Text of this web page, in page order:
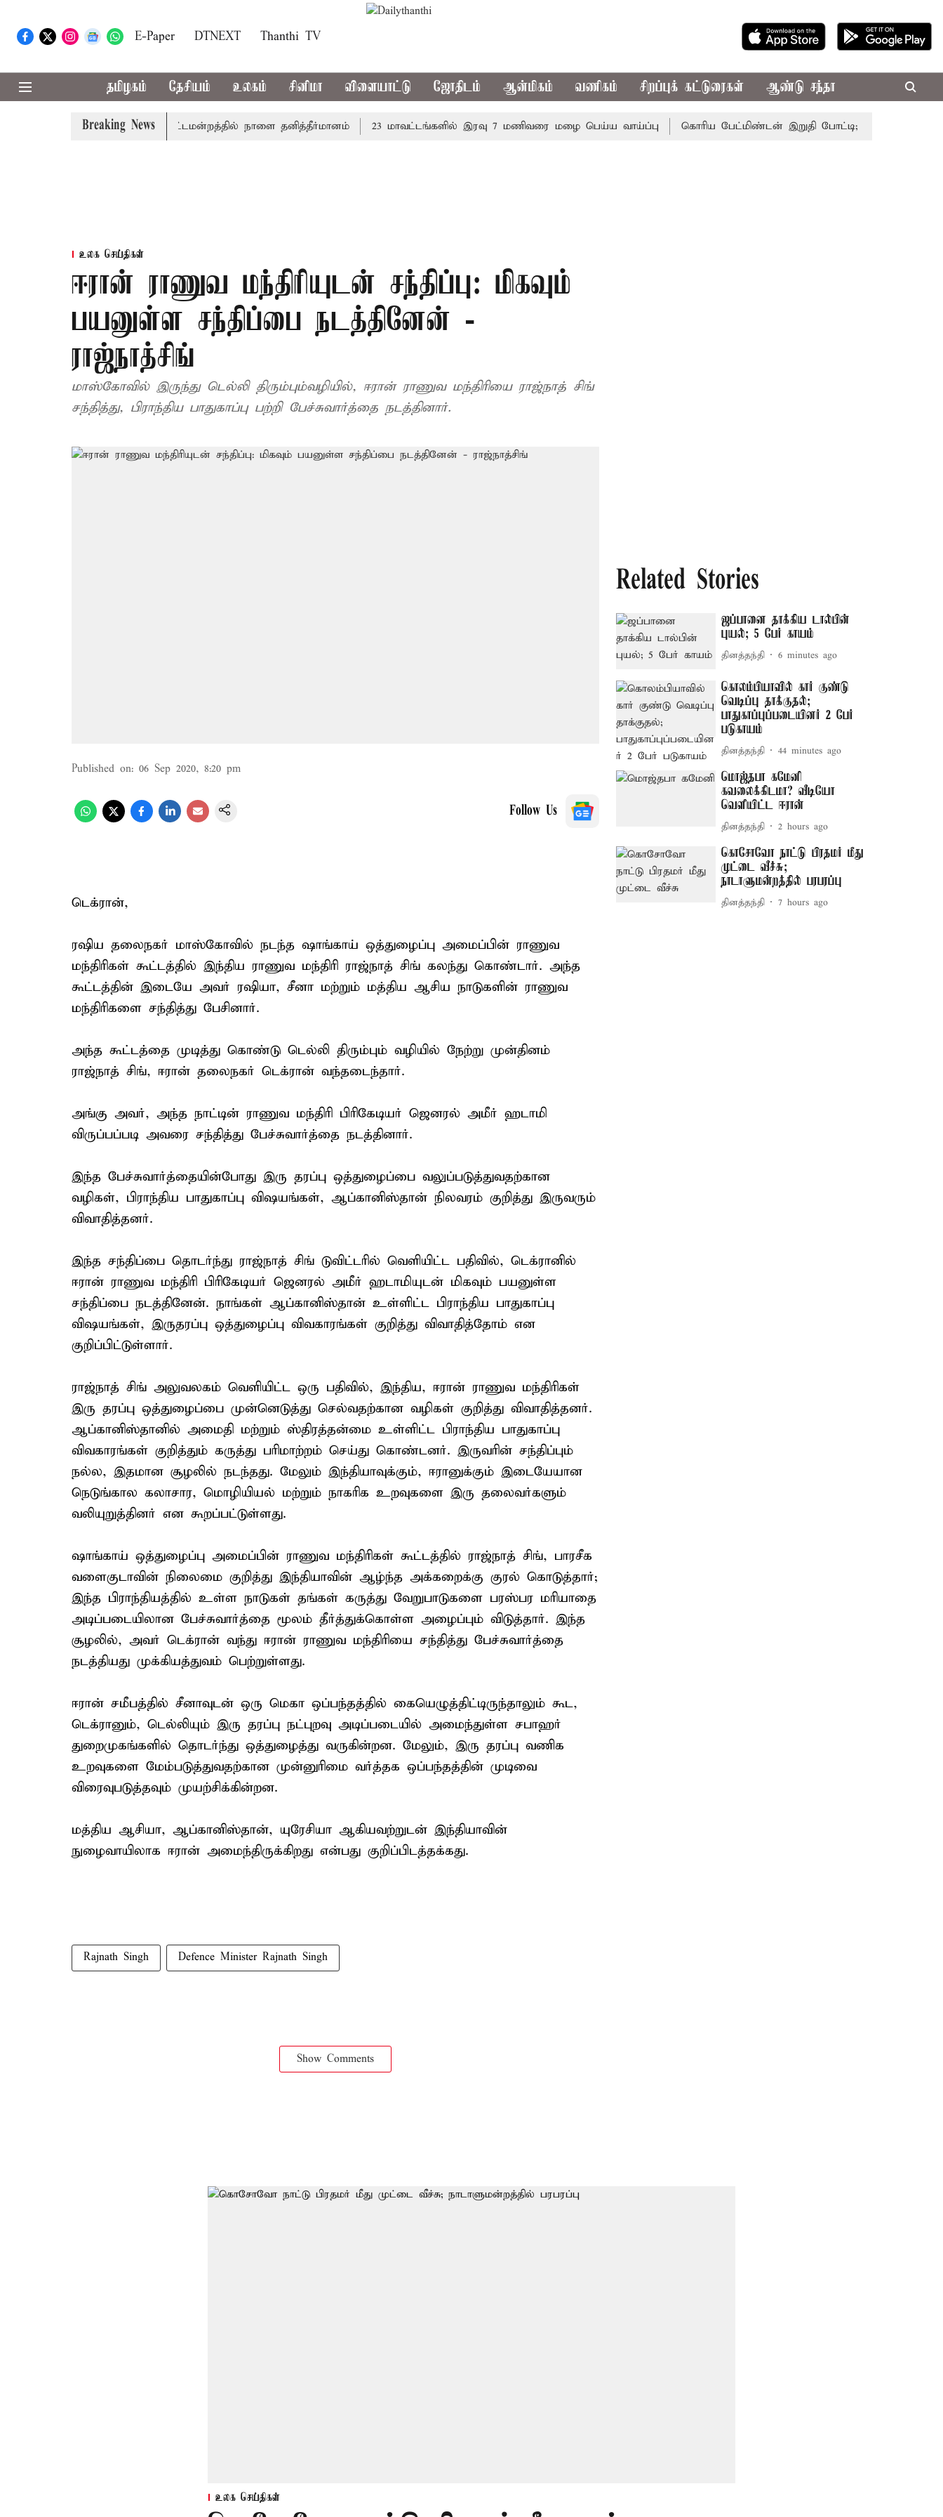
E-Paper DTNEXT Thanthi TV
தமிழகம் தேசியம் உலகம் சினிமா விளையாட்டு ஜோதிடம் ஆன்மிகம் வணிகம் சிறப்புக் கட்டுரைகள் ஆண்டு சந்தா
Breaking News
தமிழ்த்தாய் வாழ்த்து: சட்டமன்றத்தில் நாளை தனித்தீர்மானம் 23 மாவட்டங்களில் இரவு 7 மணிவரை மழை பெய்ய வாய்ப்பு கொரிய பேட்மிண்டன் இறுதி போட்டி; இந்திய வீராங்கனை
உலக செய்திகள்
ஈரான் ராணுவ மந்திரியுடன் சந்திப்பு: மிகவும்
பயனுள்ள சந்திப்பை நடத்தினேன் -
ராஜ்நாத்சிங்
மாஸ்கோவில் இருந்து டெல்லி திரும்பும்வழியில், ஈரான் ராணுவ மந்திரியை ராஜ்நாத் சிங்
சந்தித்து, பிராந்திய பாதுகாப்பு பற்றி பேச்சுவார்த்தை நடத்தினார்.
Published on: 06 Sep 2020, 8:20 pm
Follow Us
டெக்ரான்,
ரஷிய தலைநகர் மாஸ்கோவில் நடந்த ஷாங்காய் ஒத்துழைப்பு அமைப்பின் ராணுவ
மந்திரிகள் கூட்டத்தில் இந்திய ராணுவ மந்திரி ராஜ்நாத் சிங் கலந்து கொண்டார். அந்த
கூட்டத்தின் இடையே அவர் ரஷியா, சீனா மற்றும் மத்திய ஆசிய நாடுகளின் ராணுவ
மந்திரிகளை சந்தித்து பேசினார்.
அந்த கூட்டத்தை முடித்து கொண்டு டெல்லி திரும்பும் வழியில் நேற்று முன்தினம்
ராஜ்நாத் சிங், ஈரான் தலைநகர் டெக்ரான் வந்தடைந்தார்.
அங்கு அவர், அந்த நாட்டின் ராணுவ மந்திரி பிரிகேடியர் ஜெனரல் அமீர் ஹடாமி
விருப்பப்படி அவரை சந்தித்து பேச்சுவார்த்தை நடத்தினார்.
இந்த பேச்சுவார்த்தையின்போது இரு தரப்பு ஒத்துழைப்பை வலுப்படுத்துவதற்கான
வழிகள், பிராந்திய பாதுகாப்பு விஷயங்கள், ஆப்கானிஸ்தான் நிலவரம் குறித்து இருவரும்
விவாதித்தனர்.
இந்த சந்திப்பை தொடர்ந்து ராஜ்நாத் சிங் டுவிட்டரில் வெளியிட்ட பதிவில், டெக்ரானில்
ஈரான் ராணுவ மந்திரி பிரிகேடியர் ஜெனரல் அமீர் ஹடாமியுடன் மிகவும் பயனுள்ள
சந்திப்பை நடத்தினேன். நாங்கள் ஆப்கானிஸ்தான் உள்ளிட்ட பிராந்திய பாதுகாப்பு
விஷயங்கள், இருதரப்பு ஒத்துழைப்பு விவகாரங்கள் குறித்து விவாதித்தோம் என
குறிப்பிட்டுள்ளார்.
ராஜ்நாத் சிங் அலுவலகம் வெளியிட்ட ஒரு பதிவில், இந்திய, ஈரான் ராணுவ மந்திரிகள்
இரு தரப்பு ஒத்துழைப்பை முன்னெடுத்து செல்வதற்கான வழிகள் குறித்து விவாதித்தனர்.
ஆப்கானிஸ்தானில் அமைதி மற்றும் ஸ்திரத்தன்மை உள்ளிட்ட பிராந்திய பாதுகாப்பு
விவகாரங்கள் குறித்தும் கருத்து பரிமாற்றம் செய்து கொண்டனர். இருவரின் சந்திப்பும்
நல்ல, இதமான சூழலில் நடந்தது. மேலும் இந்தியாவுக்கும், ஈரானுக்கும் இடையேயான
நெடுங்கால கலாசார, மொழியியல் மற்றும் நாகரிக உறவுகளை இரு தலைவர்களும்
வலியுறுத்தினர் என கூறப்பட்டுள்ளது.
ஷாங்காய் ஒத்துழைப்பு அமைப்பின் ராணுவ மந்திரிகள் கூட்டத்தில் ராஜ்நாத் சிங், பாரசீக
வளைகுடாவின் நிலைமை குறித்து இந்தியாவின் ஆழ்ந்த அக்கறைக்கு குரல் கொடுத்தார்;
இந்த பிராந்தியத்தில் உள்ள நாடுகள் தங்கள் கருத்து வேறுபாடுகளை பரஸ்பர மரியாதை
அடிப்படையிலான பேச்சுவார்த்தை மூலம் தீர்த்துக்கொள்ள அழைப்பும் விடுத்தார். இந்த
சூழலில், அவர் டெக்ரான் வந்து ஈரான் ராணுவ மந்திரியை சந்தித்து பேச்சுவார்த்தை
நடத்தியது முக்கியத்துவம் பெற்றுள்ளது.
ஈரான் சமீபத்தில் சீனாவுடன் ஒரு மெகா ஒப்பந்தத்தில் கையெழுத்திட்டிருந்தாலும் கூட,
டெக்ரானும், டெல்லியும் இரு தரப்பு நட்புறவு அடிப்படையில் அமைந்துள்ள சபாஹர்
துறைமுகங்களில் தொடர்ந்து ஒத்துழைத்து வருகின்றன. மேலும், இரு தரப்பு வணிக
உறவுகளை மேம்படுத்துவதற்கான முன்னுரிமை வர்த்தக ஒப்பந்தத்தின் முடிவை
விரைவுபடுத்தவும் முயற்சிக்கின்றன.
மத்திய ஆசியா, ஆப்கானிஸ்தான், யுரேசியா ஆகியவற்றுடன் இந்தியாவின்
நுழைவாயிலாக ஈரான் அமைந்திருக்கிறது என்பது குறிப்பிடத்தக்கது.
Rajnath Singh Defence Minister Rajnath Singh
Show Comments
Related Stories
ஜப்பானை தாக்கிய டால்பின்
புயல்; 5 பேர் காயம்
தினத்தந்தி 6 minutes ago
கொலம்பியாவில் கார் குண்டு
வெடிப்பு தாக்குதல்;
பாதுகாப்புப்படையினர் 2 பேர்
படுகாயம்
தினத்தந்தி 44 minutes ago
மொஜ்தபா கமேனி
கவலைக்கிடமா? வீடியோ
வெளியிட்ட ஈரான்
தினத்தந்தி 2 hours ago
கொசோவோ நாட்டு பிரதமர் மீது
முட்டை வீச்சு;
நாடாளுமன்றத்தில் பரபரப்பு
தினத்தந்தி 7 hours ago
உலக செய்திகள்